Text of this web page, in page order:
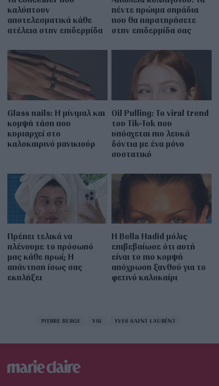
καλύπτουν
αποτελεσματικά κάθε
ατέλεια στην επιδερμίδα
πέντε πρώιμα σημάδια
που θα παρατηρήσετε
στην επιδερμίδα σας
Glass nails: Η μίνιμαλ και
κομψή τάση που
κυριαρχεί στο
καλοκαιρινό μανικιούρ
Oil Pulling: To viral trend
του Tik-Tok που
υπόσχεται πιο λευκά
δόντια με ένα μόνο
συστατικό
Πρέπει τελικά να
πλένουμε το πρόσωπό
μας κάθε πρωί; Η
απάντηση ίσως σας
εκπλήξει
Η Bella Hadid μόλις
επιβεβαίωσε ότι αυτή
είναι το πιο κομψή
απόχρωση ξανθού για το
φετινό καλοκαίρι
PIERRE BERGE YSL YVES SAINT LAURÉNT